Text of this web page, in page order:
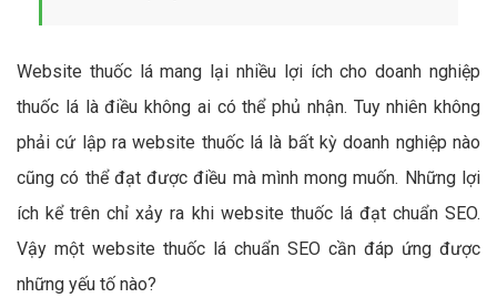
Website thuốc lá mang lại nhiều lợi ích cho doanh nghiệp
thuốc lá là điều không ai có thể phủ nhận. Tuy nhiên không
phải cứ lập ra website thuốc lá là bất kỳ doanh nghiệp nào
cũng có thể đạt được điều mà mình mong muốn. Những lợi
ích kể trên chỉ xảy ra khi website thuốc lá đạt chuẩn SEO.
Vậy một website thuốc lá chuẩn SEO cần đáp ứng được
những yếu tố nào?